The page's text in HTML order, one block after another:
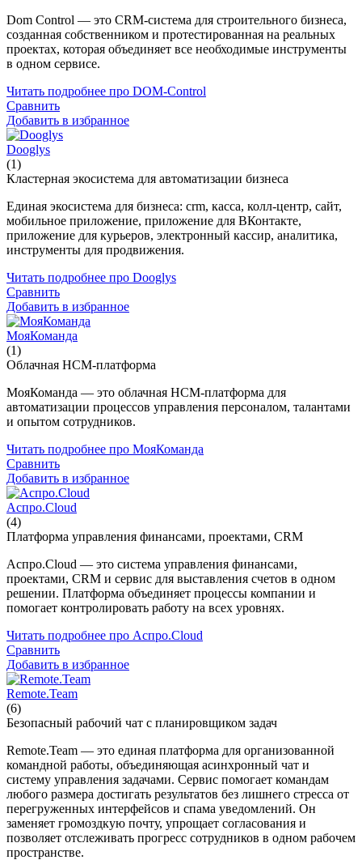
Dom Control — это CRM-система для строительного бизнеса,
созданная собственником и протестированная на реальных
проектах, которая объединяет все необходимые инструменты
в одном сервисе.
Читать подробнее про DOM-Control
Сравнить
Добавить в избранное
Dooglys
(1)
Кластерная экосистема для автоматизации бизнеса
Единая экосистема для бизнеса: crm, касса, колл-центр, сайт,
мобильное приложение, приложение для ВКонтакте,
приложение для курьеров, электронный кассир, аналитика,
инструменты для продвижения.
Читать подробнее про Dooglys
Сравнить
Добавить в избранное
МояКоманда
(1)
Облачная HCM-платформа
МояКоманда — это облачная HCM-платформа для
автоматизации процессов управления персоналом, талантами
и опытом сотрудников.
Читать подробнее про МояКоманда
Сравнить
Добавить в избранное
Аспро.Cloud
(4)
Платформа управления финансами, проектами, CRM
Аспро.Cloud — это система управления финансами,
проектами, CRM и сервис для выставления счетов в одном
решении. Платформа объединяет процессы компании и
помогает контролировать работу на всех уровнях.
Читать подробнее про Аспро.Cloud
Сравнить
Добавить в избранное
Remote.Team
(6)
Безопасный рабочий чат с планировщиком задач
Remote.Team — это единая платформа для организованной
командной работы, объединяющая асинхронный чат и
систему управления задачами. Сервис помогает командам
любого размера достигать результатов без лишнего стресса от
перегруженных интерфейсов и спама уведомлений. Он
заменяет громоздкую почту, упрощает согласования и
позволяет отслеживать прогресс сотрудников в одном рабочем
пространстве.